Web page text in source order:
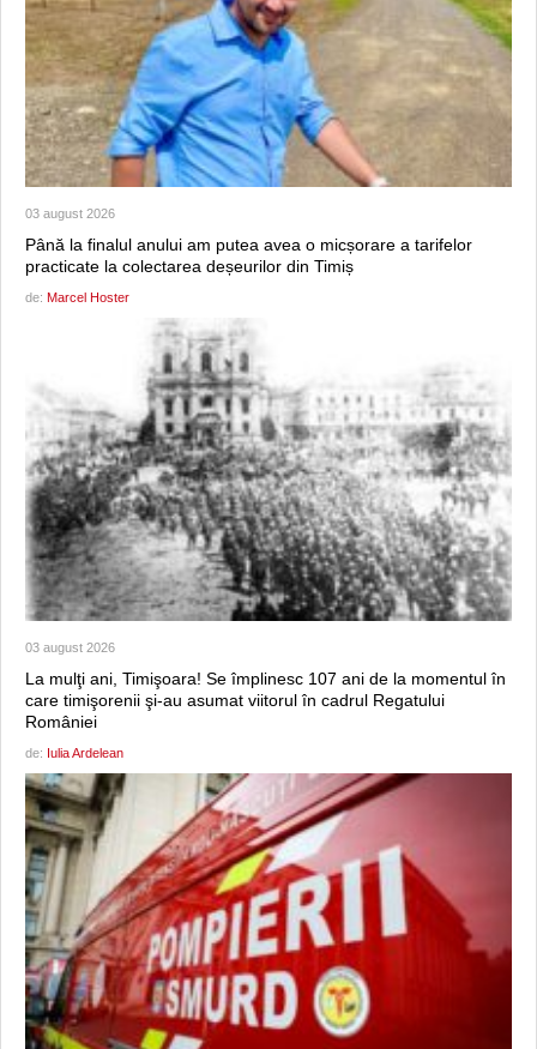
03 august 2026
Până la finalul anului am putea avea o micșorare a tarifelor
practicate la colectarea deșeurilor din Timiș
de: Marcel Hoster
03 august 2026
La mulţi ani, Timişoara! Se împlinesc 107 ani de la momentul în
care timişorenii şi-au asumat viitorul în cadrul Regatului
României
de: Iulia Ardelean